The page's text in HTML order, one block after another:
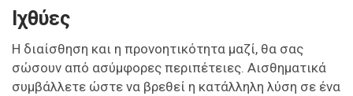
Ιχθύες
Η διαίσθηση και η προνοητικότητα μαζί, θα σας
σώσουν από ασύμφορες περιπέτειες. Αισθηματικά
συμβάλλετε ώστε να βρεθεί η κατάλληλη λύση σε ένα